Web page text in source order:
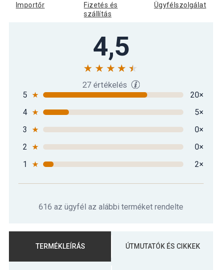
Importőr
Fizetés és
szállítás
Ügyfélszolgálat
4,5
27 értékelés
5 ★
20×
4 ★
5×
3
★
0×
2 ★
0×
1
★ 2×
616 az ügyfél az alábbi terméket rendelte
TERMÉKLEÍRÁS ÚTMUTATÓK ÉS CIKKEK